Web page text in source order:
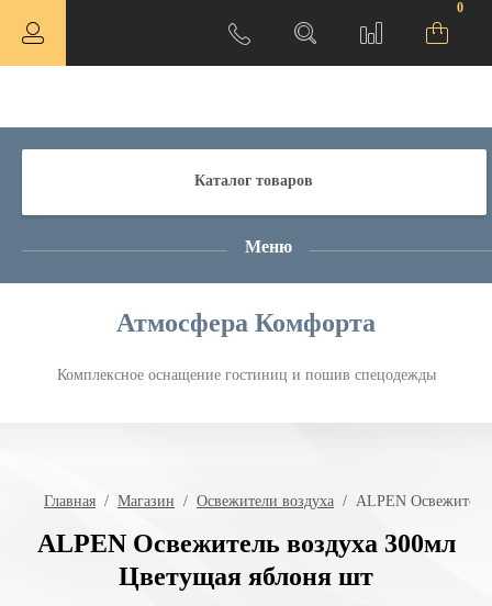
0
Атмосфера Комфорта
Комплексное оснащение гостиниц и пошив спецодежды
Главная
  /
Магазин
  /
Освежители воздуха
/  ALPEN
ALPEN Освежитель воздуха 300мл
Цветущая яблоня шт
Каталог товаров
Меню